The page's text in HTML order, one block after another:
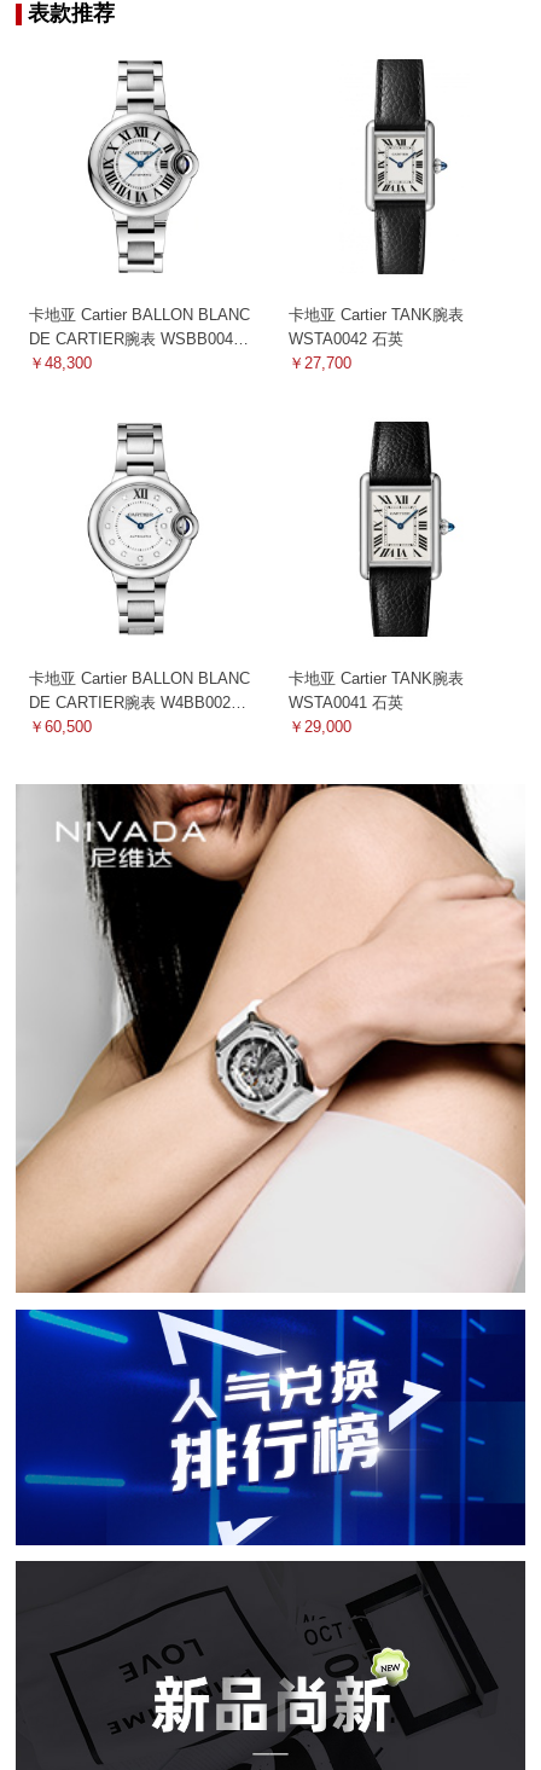
表款推荐
卡地亚 Cartier BALLON BLANC
DE CARTIER腕表 WSBB0044
机械
￥48,300
卡地亚 Cartier TANK腕表
WSTA0042 石英
￥27,700
卡地亚 Cartier BALLON BLANC
DE CARTIER腕表 W4BB0021
机械
￥60,500
卡地亚 Cartier TANK腕表
WSTA0041 石英
￥29,000